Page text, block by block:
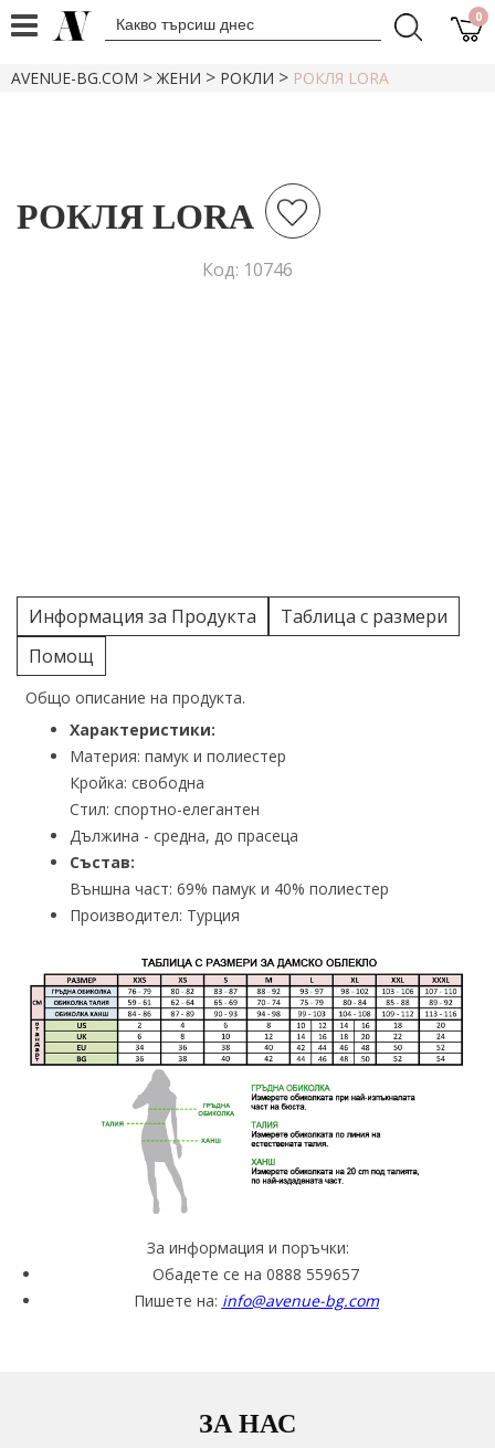
0
AVENUE-BG.COM >ЖЕНИ > РОКЛИ > РОКЛЯ LORA
РОКЛЯ LORA
Код: 10746
Информация за Продукта
Таблица с размери
Помощ
Общо описание на продукта.
Характеристики:
Материя: памук и полиестер
Кройка: свободна
Стил: спортно-елегантен
Дължина - средна, до прасеца
Състав:
Външна част: 69% памук и 40% полиестер
Производител: Турция
За информация и поръчки:
Обадете се на 0888 559657
Пишете на: info@avenue-bg.com
ЗА НАС